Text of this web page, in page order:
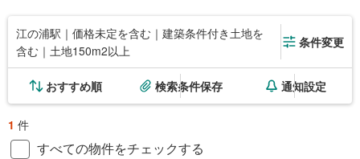
江の浦駅｜価格未定を含む｜建築条件付き土地を
含む｜土地150m2以上
条件変更
おすすめ順 検索条件保存 通知設定
1 件
すべての物件をチェックする